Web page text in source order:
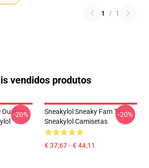
1 / 1
vendidos produtos
Ouvido
-20%
Sneakylol Sneaky Fam Tee
Sneakylol Camisetas
€ 37,67 - € 44,11
-20%